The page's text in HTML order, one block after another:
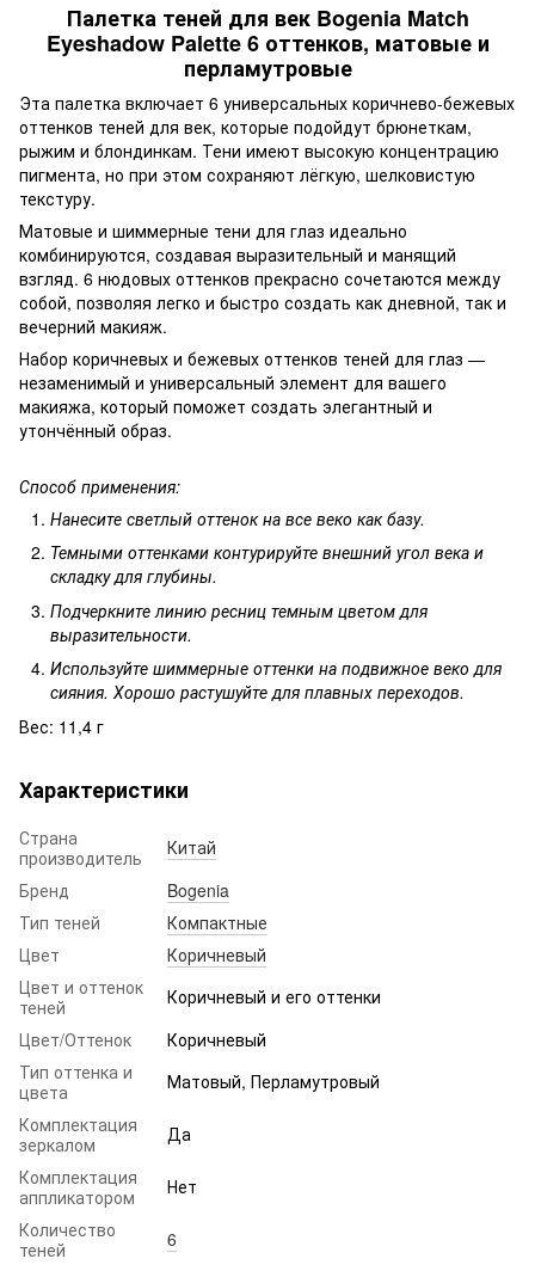
Палетка теней для век Bogenia Match
Eyeshadow Palette 6 оттенков, матовые и
перламутровые
Эта палетка включает 6 универсальных коричнево-бежевых
оттенков теней для век, которые подойдут брюнеткам,
рыжим и блондинкам. Тени имеют высокую концентрацию
пигмента, но при этом сохраняют лёгкую, шелковистую
текстуру.
Матовые и шиммерные тени для глаз идеально
комбинируются, создавая выразительный и манящий
взгляд. 6 нюдовых оттенков прекрасно сочетаются между
собой, позволяя легко и быстро создать как дневной, так и
вечерний макияж.
Набор коричневых и бежевых оттенков теней для глаз —
незаменимый и универсальный элемент для вашего
макияжа, который поможет создать элегантный и
утончённый образ.
Способ применения:
Нанесите светлый оттенок на все веко как базу.
Темными оттенками контурируйте внешний угол века и
складку для глубины.
Подчеркните линию ресниц темным цветом для
выразительности.
Используйте шиммерные оттенки на подвижное веко для
сияния. Хорошо растушуйте для плавных переходов.
Вес: 11,4 г
Характеристики
Страна
производитель
Китай
Бренд
Bogenia
Тип теней
Компактные
Цвет
Коричневый
Цвет и оттенок
теней
Коричневый и его оттенки
Цвет/Оттенок
Коричневый
Тип оттенка и
цвета
Матовый, Перламутровый
Комплектация
зеркалом
Да
Комплектация
аппликатором
Нет
Количество
теней
6